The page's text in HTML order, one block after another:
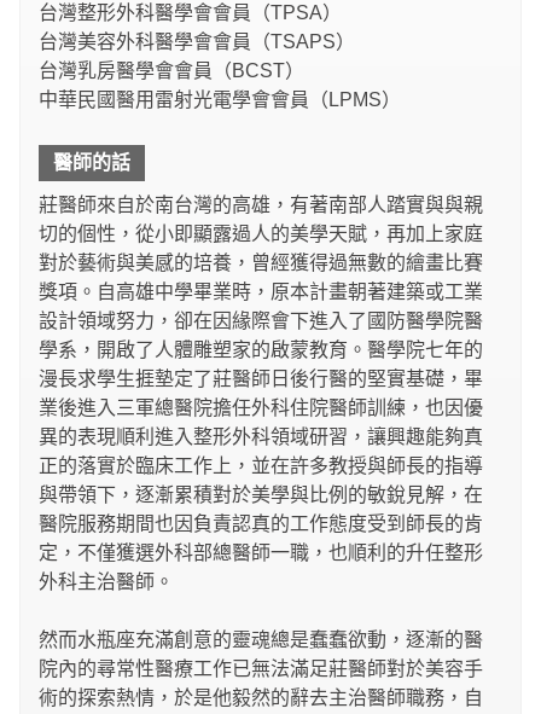
台灣整形外科醫學會會員（TPSA）
台灣美容外科醫學會會員（TSAPS）
台灣乳房醫學會會員（BCST）
中華民國醫用雷射光電學會會員（LPMS）
醫師的話
莊醫師來自於南台灣的高雄，有著南部人踏實與與親
切的個性，從小即顯露過人的美學天賦，再加上家庭
對於藝術與美感的培養，曾經獲得過無數的繪畫比賽
獎項。自高雄中學畢業時，原本計畫朝著建築或工業
設計領域努力，卻在因緣際會下進入了國防醫學院醫
學系，開啟了人體雕塑家的啟蒙教育。醫學院七年的
漫長求學生捱墊定了莊醫師日後行醫的堅實基礎，畢
業後進入三軍總醫院擔任外科住院醫師訓練，也因優
異的表現順利進入整形外科領域研習，讓興趣能夠真
正的落實於臨床工作上，並在許多教授與師長的指導
與帶領下，逐漸累積對於美學與比例的敏銳見解，在
醫院服務期間也因負責認真的工作態度受到師長的肯
定，不僅獲選外科部總醫師一職，也順利的升任整形
外科主治醫師。
然而水瓶座充滿創意的靈魂總是蠢蠢欲動，逐漸的醫
院內的尋常性醫療工作已無法滿足莊醫師對於美容手
術的探索熱情，於是他毅然的辭去主治醫師職務，自